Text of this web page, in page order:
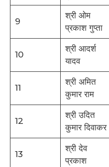
9
श्री ओम
प्रकाश गुप्ता
10
श्री आदर्श
यादव
11
श्री अमित
कुमार राम
12
श्री उदित
कुमार दिवाकर
13
श्री देव
प्रकाश